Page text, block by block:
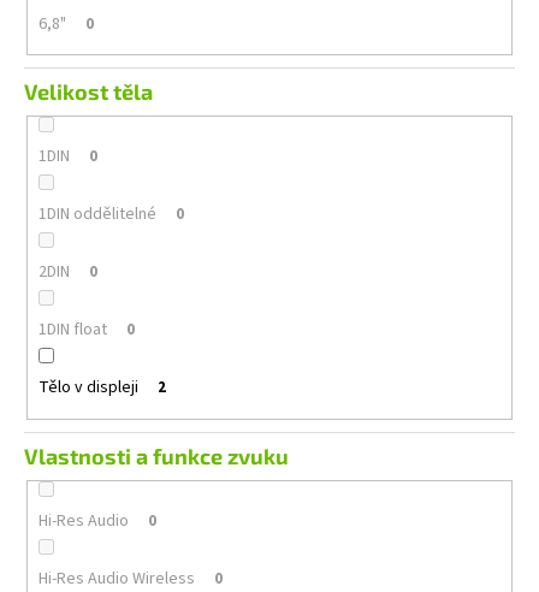
6,8" 0
Velikost těla
1DIN 0
1DIN oddělitelné 0
2DIN 0
1DIN float 0
Tělo v displeji 2
Vlastnosti a funkce zvuku
Hi-Res Audio 0
Hi-Res Audio Wireless 0